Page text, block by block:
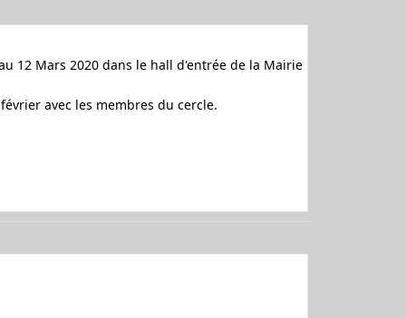
12 Mars 2020 dans le hall d'entrée de la Mairie
avec les membres du cercle.